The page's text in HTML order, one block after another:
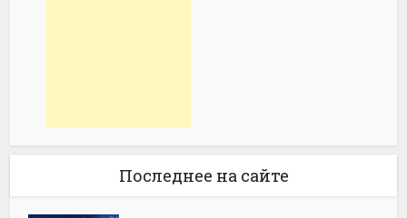
Последнее на сайте